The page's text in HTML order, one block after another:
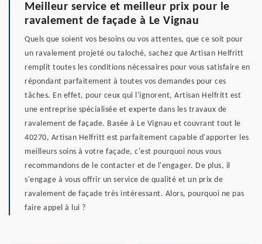
Meilleur service et meilleur prix pour le
ravalement de façade à Le Vignau
Quels que soient vos besoins ou vos attentes, que ce soit pour
un ravalement projeté ou taloché, sachez que Artisan Helfritt
remplit toutes les conditions nécessaires pour vous satisfaire en
répondant parfaitement à toutes vos demandes pour ces
tâches. En effet, pour ceux qui l'ignorent, Artisan Helfritt est
une entreprise spécialisée et experte dans les travaux de
ravalement de façade. Basée à Le Vignau et couvrant tout le
40270, Artisan Helfritt est parfaitement capable d'apporter les
meilleurs soins à votre façade, c'est pourquoi nous vous
recommandons de le contacter et de l'engager. De plus, il
s'engage à vous offrir un service de qualité et un prix de
ravalement de façade très intéressant. Alors, pourquoi ne pas
faire appel à lui ?